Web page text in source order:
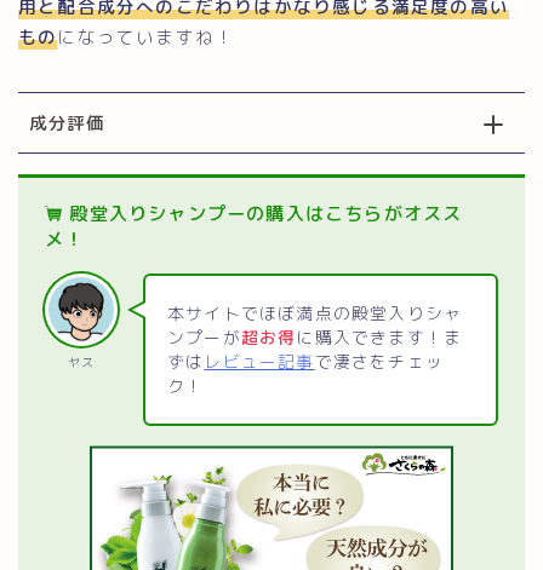
用と配合成分へのこだわりはかなり感じる満足度の高い
ものになっていますね！
成分評価
殿堂入りシャンプーの購入はこちらがオスス
メ！
ヤス
本サイトでほぼ満点の殿堂入りシャ
ンプーが超お得 に購入できます！ま
ずは レビュー記事 で凄さをチェッ
ク！